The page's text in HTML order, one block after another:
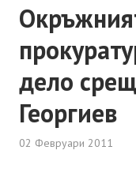
дело
Георгиев
02 Февруари 2011